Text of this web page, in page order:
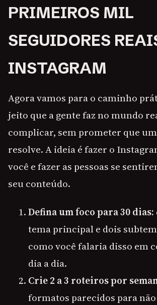
PRIMEIROS MIL
SEGUIDORES
INSTAGRAM
Agora vamos para o caminho
jeito que a gente faz no mundo
complicar, sem prometer que
resolve. A ideia é fazer o
você e fazer as pessoas se
seu conteúdo.
Defina um foco para 30 dias:
tema principal e dois
como você falaria disso em
dia a dia.
Crie 2 a 3 roteiros por
formatos parecidos para